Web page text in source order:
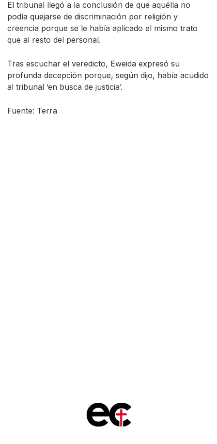
El tribunal llegó a la conclusión de que aquélla no
podía quejarse de discriminación por religión y
creencia porque se le había aplicado el mismo trato
que al resto del personal.
Tras escuchar el veredicto, Eweida expresó su
profunda decepción porque, según dijo, había acudido
al tribunal ‘en busca de justicia’.
Fuente: Terra